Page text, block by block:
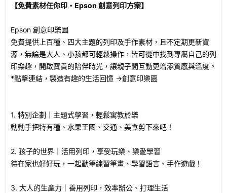
【免費素材任你印・Epson 創意列印方案】
Epson 創意印樂園
免費提供上百種、四大主題的列印及手作素材，且不定期更新資
源，無論是大人、小孩都可輕鬆操作，皆可從中找到專屬自己的列
印樂趣，開啟寶貴的陪伴時光，讓親子間互動更增添質感與溫度。
*點擊連結，製造有趣的生活回憶 →創意印樂園
1. 特別企劃｜主題式學習，輕鬆寓教於樂
動動手把特有種、水果王國、交通、美食剪下來吧！
2. 孩子的世界｜活用列印，享受玩樂、樂愛學習
待在家也好好玩，一起動筆練習筆畫、學習語言、手作遊戲！
3. 大人的生產力｜善用列印，效率辦公、打理生活